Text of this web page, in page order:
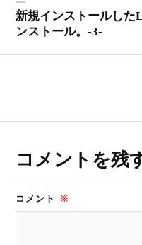
新規インストールした
ンストール。-3-
コメントを残
コメント ※